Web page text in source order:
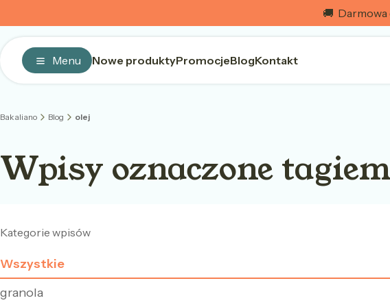
🚚 Darmowa
Menu Nowe produktyPromocjeBlogKontakt
Bakaliano Blog olej
Wpisy oznaczone
Kategorie wpisów
Wszystkie
granola